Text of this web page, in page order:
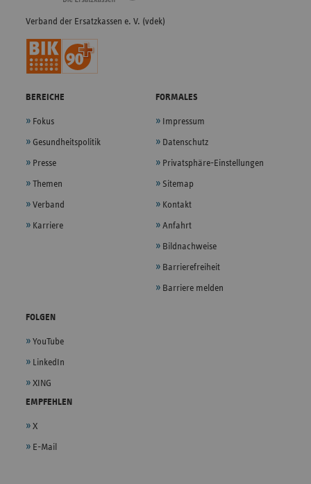
Verband der Ersatzkassen e. V. (vdek)
BEREICHE
Fokus
Gesundheitspolitik
Presse
Themen
Verband
Karriere
FORMALES
Impressum
Datenschutz
Privatsphäre-Einstellungen
Sitemap
Kontakt
Anfahrt
Bildnachweise
Barrierefreiheit
Barriere melden
FOLGEN
YouTube
LinkedIn
XING
EMPFEHLEN
X
E-Mail